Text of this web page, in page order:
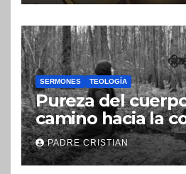
SERMONES TEOLOGÍA
Pureza del
camino hacia la
con Dios
PADRE CRISTIAN